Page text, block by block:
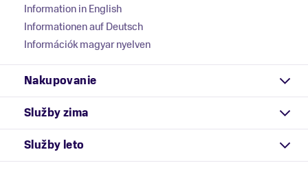
Information in English
Informationen auf Deutsch
Információk magyar nyelven
Nakupovanie
Služby zima
Služby leto